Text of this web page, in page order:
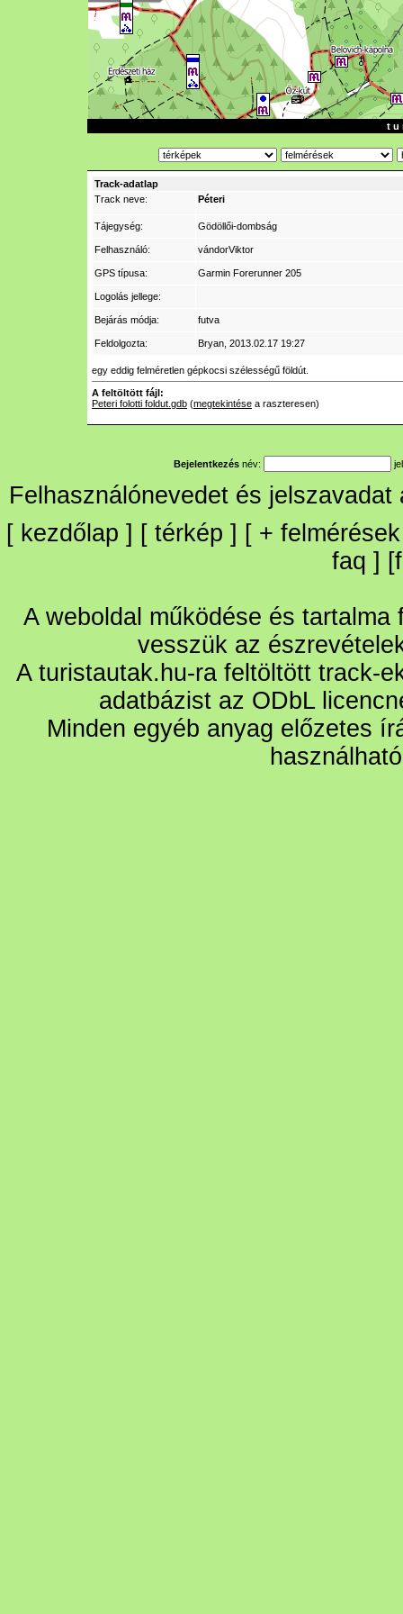
t u
Track-adatlap
Track neve:
Péteri
Tájegység: Gödöllői-dombság
Felhasználó: vándorViktor
GPS típusa: Garmin Forerunner 205
Logolás jellege:
Bejárás módja: futva
Feldolgozta: Bryan , 2013.02.17 19:27
egy eddig felméretlen gépkocsi szélességű földút.
A feltöltött fájl:
Peteri folotti foldut.gdb (megtekintése a raszteresen)
Bejelentkezés név:
Felhasználónevedet és
[ kezdőlap ] [ térkép ] [ + felmérések
faq ] [
A weboldal működése és
vesszük az
A turistautak.hu-ra feltöltött track-
adatbázist az ODbL
Minden egyéb anyag előzetes